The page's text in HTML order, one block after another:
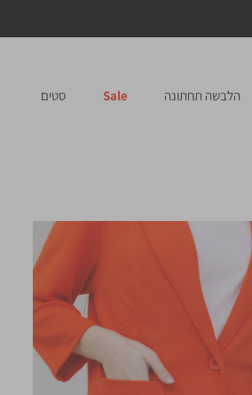
הלבשה תחתונה Sale סטים